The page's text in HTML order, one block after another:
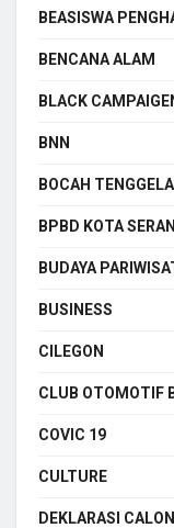
BEASISWA
BENCANA ALAM
BLACK
BNN
BOCAH
BPBD KOTA
BUDAYA
BUSINESS
CILEGON
CLUB OTOMOTIF
COVIC 19
CULTURE
DEKLARASI